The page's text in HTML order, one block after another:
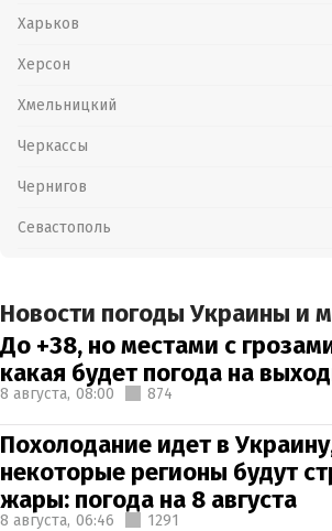
Харьков
Херсон
Хмельницкий
Черкассы
Чернигов
Севастополь
Новости погоды Украины и
До +38, но местами с
какая будет погода на
8 августа, 08:00 874
Похолодание идет в
некоторые регионы будут
жары: погода на 8 августа
8 августа, 06:46 1291